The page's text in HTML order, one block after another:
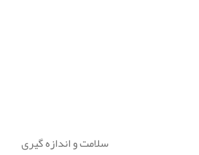
سلامت و اندازه گیری